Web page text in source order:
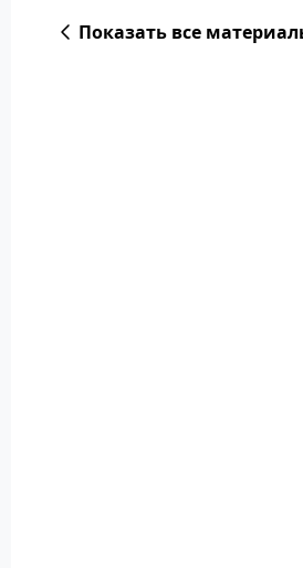
Показать все